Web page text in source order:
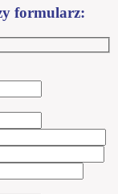
formularz: